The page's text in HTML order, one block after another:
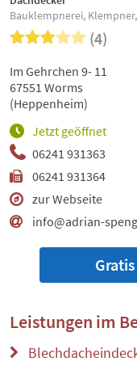
Bauklempnerei,
(4)
06241 931363
06241 931364
zur Webseite
info@adrian-
Jetzt geöffnet
Im Gehrchen 9- 11
67551 Worms
(Heppenheim)
Leistungen im